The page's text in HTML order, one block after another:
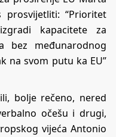
“Prioritet
kapacitete za
bez međunarodnog
na svom putu ka EU”
bolje rečeno, nered
očešu i drugi,
vijeća Antonio